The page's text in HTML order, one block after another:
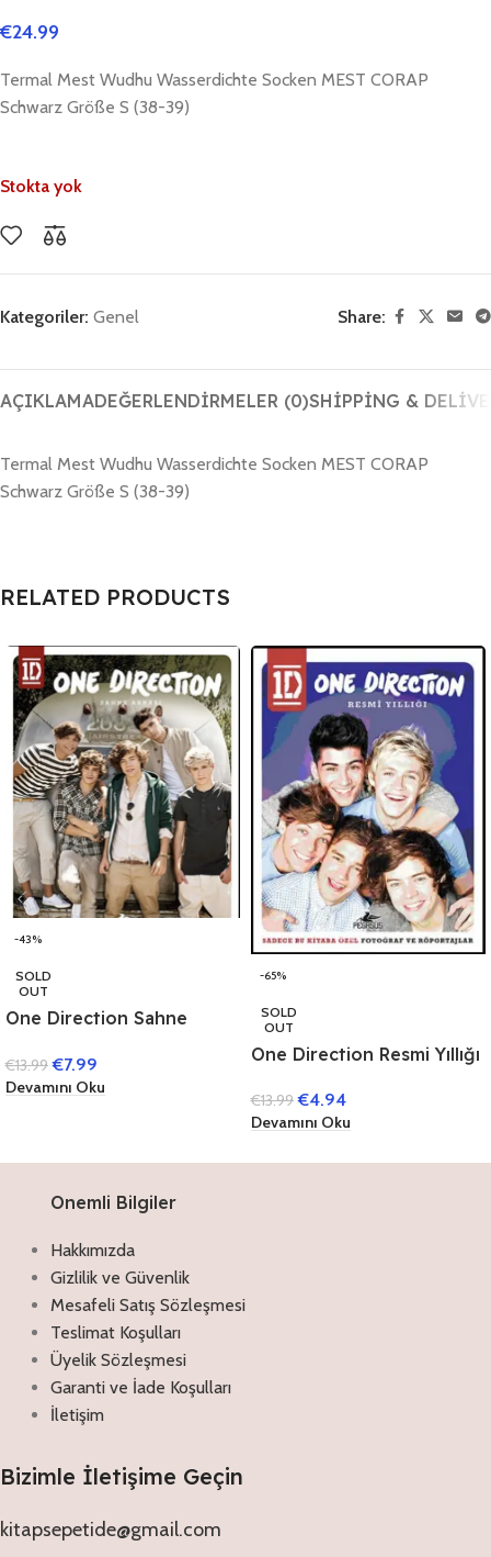
€24.99
Termal Mest Wudhu Wasserdichte Socken MEST CORAP
Schwarz Größe S (38-39)
Stokta yok
Kategoriler: Genel Share:
AÇIKLAMADEĞERLENDIRMELER (0)SHIPPING &
Termal Mest Wudhu Wasserdichte Socken MEST CORAP
Schwarz Größe S (38-39)
RELATED PRODUCTS
-43%
SOLD
OUT
One Direction Sahne
€13.99 €7.99
Devamını Oku
-65%
SOLD
OUT
One Direction Resmi Yıllığı
€13.99 €4.94
Devamını Oku
Onemli Bilgiler
Hakkımızda
Gizlilik ve Güvenlik
Mesafeli Satış Sözleşmesi
Teslimat Koşulları
Üyelik Sözleşmesi
Garanti ve İade Koşulları
İletişim
Bizimle İletişime Geçin
kitapsepetide@gmail.com